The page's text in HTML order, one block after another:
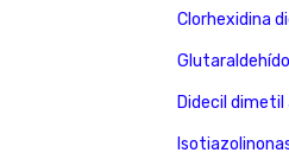
Clorhexidina
Glutaraldehído
Didecil dimetil